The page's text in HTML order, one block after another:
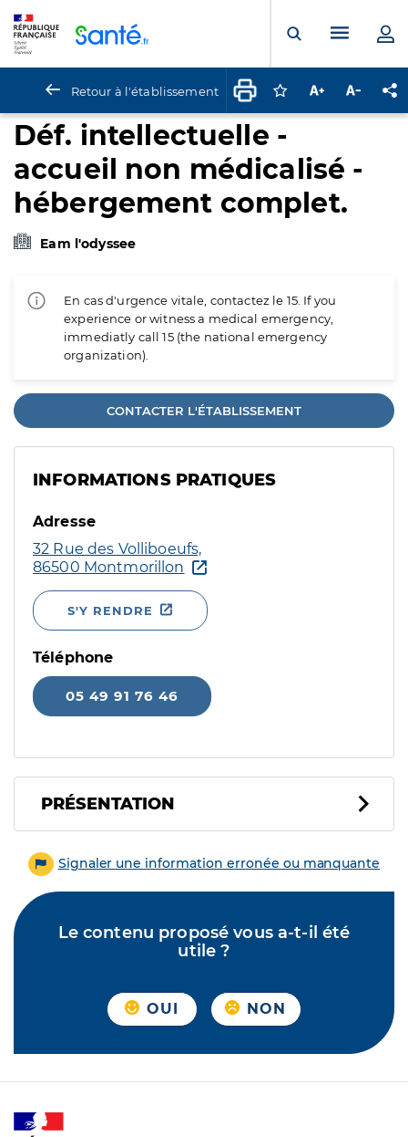
Ouvrir laMenu
Retour à l'établissement Connectez-vous
Augmenter la
Déf. intellectuelle -
accueil non médicalisé -
hébergement complet.
Eam l'odyssee
En cas d'urgence vitale, contactez le 15. If you
experience or witness a medical emergency,
immediatly call 15 (the national emergency
organization).
CONTACTER L'ÉTABLISSEMENT
INFORMATIONS PRATIQUES
Adresse
32 Rue des Volliboeufs,
86500 Montmorillon
S'Y RENDRE
Téléphone
05 49 91 76 46
PRÉSENTATION
Signaler une information erronée ou manquante
Le contenu proposé vous a-t-il été
utile ?
OUI NON